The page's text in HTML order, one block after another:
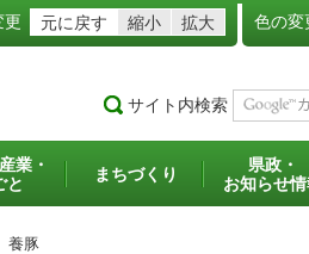
更 元に戻す 縮小 拡大 色の変
サイト内検索
業・
と
まちづくり
県政・
お知らせ情
養豚